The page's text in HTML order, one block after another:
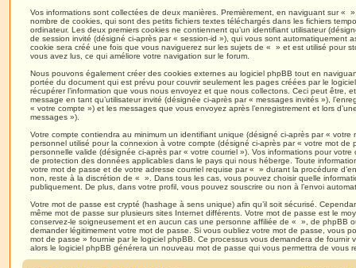
Vos informations sont collectées de deux manières. Premièrement, en naviguant sur «
nombre de cookies, qui sont des petits fichiers textes téléchargés dans les fichiers
ordinateur. Les deux premiers cookies ne contiennent qu’un identifiant utilisateur
de session invité (désigné ci-après par « session-id »), qui vous sont automatiquement
cookie sera créé une fois que vous naviguerez sur les sujets de « » et est utilisé pour
vous avez lus, ce qui améliore votre navigation sur le forum.
Nous pouvons également créer des cookies externes au logiciel phpBB tout en
portée du document qui est prévu pour couvrir seulement les pages créées par le
récupérer l’information que vous nous envoyez et que nous collectons. Ceci peut être,
message en tant qu’utilisateur invité (désignée ci-après par « messages invités »),
« votre compte ») et les messages que vous envoyez après l’enregistrement et lors
messages »).
Votre compte contiendra au minimum un identifiant unique (désigné ci-après par « votre
personnel utilisé pour la connexion à votre compte (désigné ci-après par « votre mot de
personnelle valide (désignée ci-après par « votre courriel »). Vos informations pour
de protection des données applicables dans le pays qui nous héberge. Toute
votre mot de passe et de votre adresse courriel requise par « » durant la procédure
non, reste à la discrétion de « ». Dans tous les cas, vous pouvez choisir quelle
publiquement. De plus, dans votre profil, vous pouvez souscrire ou non à l’envoi
Votre mot de passe est crypté (hashage à sens unique) afin qu’il soit sécurisé.
même mot de passe sur plusieurs sites Internet différents. Votre mot de passe est le
conservez-le soigneusement et en aucun cas une personne affiliée de « », de phpBB
demander légitimement votre mot de passe. Si vous oubliez votre mot de passe, vous
mot de passe » fournie par le logiciel phpBB. Ce processus vous demandera de fournir
alors le logiciel phpBB générera un nouveau mot de passe qui vous permettra de vous